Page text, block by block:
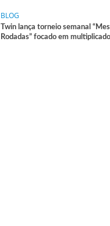
BLOG
Twin lança torneio semanal
Rodadas” focado em